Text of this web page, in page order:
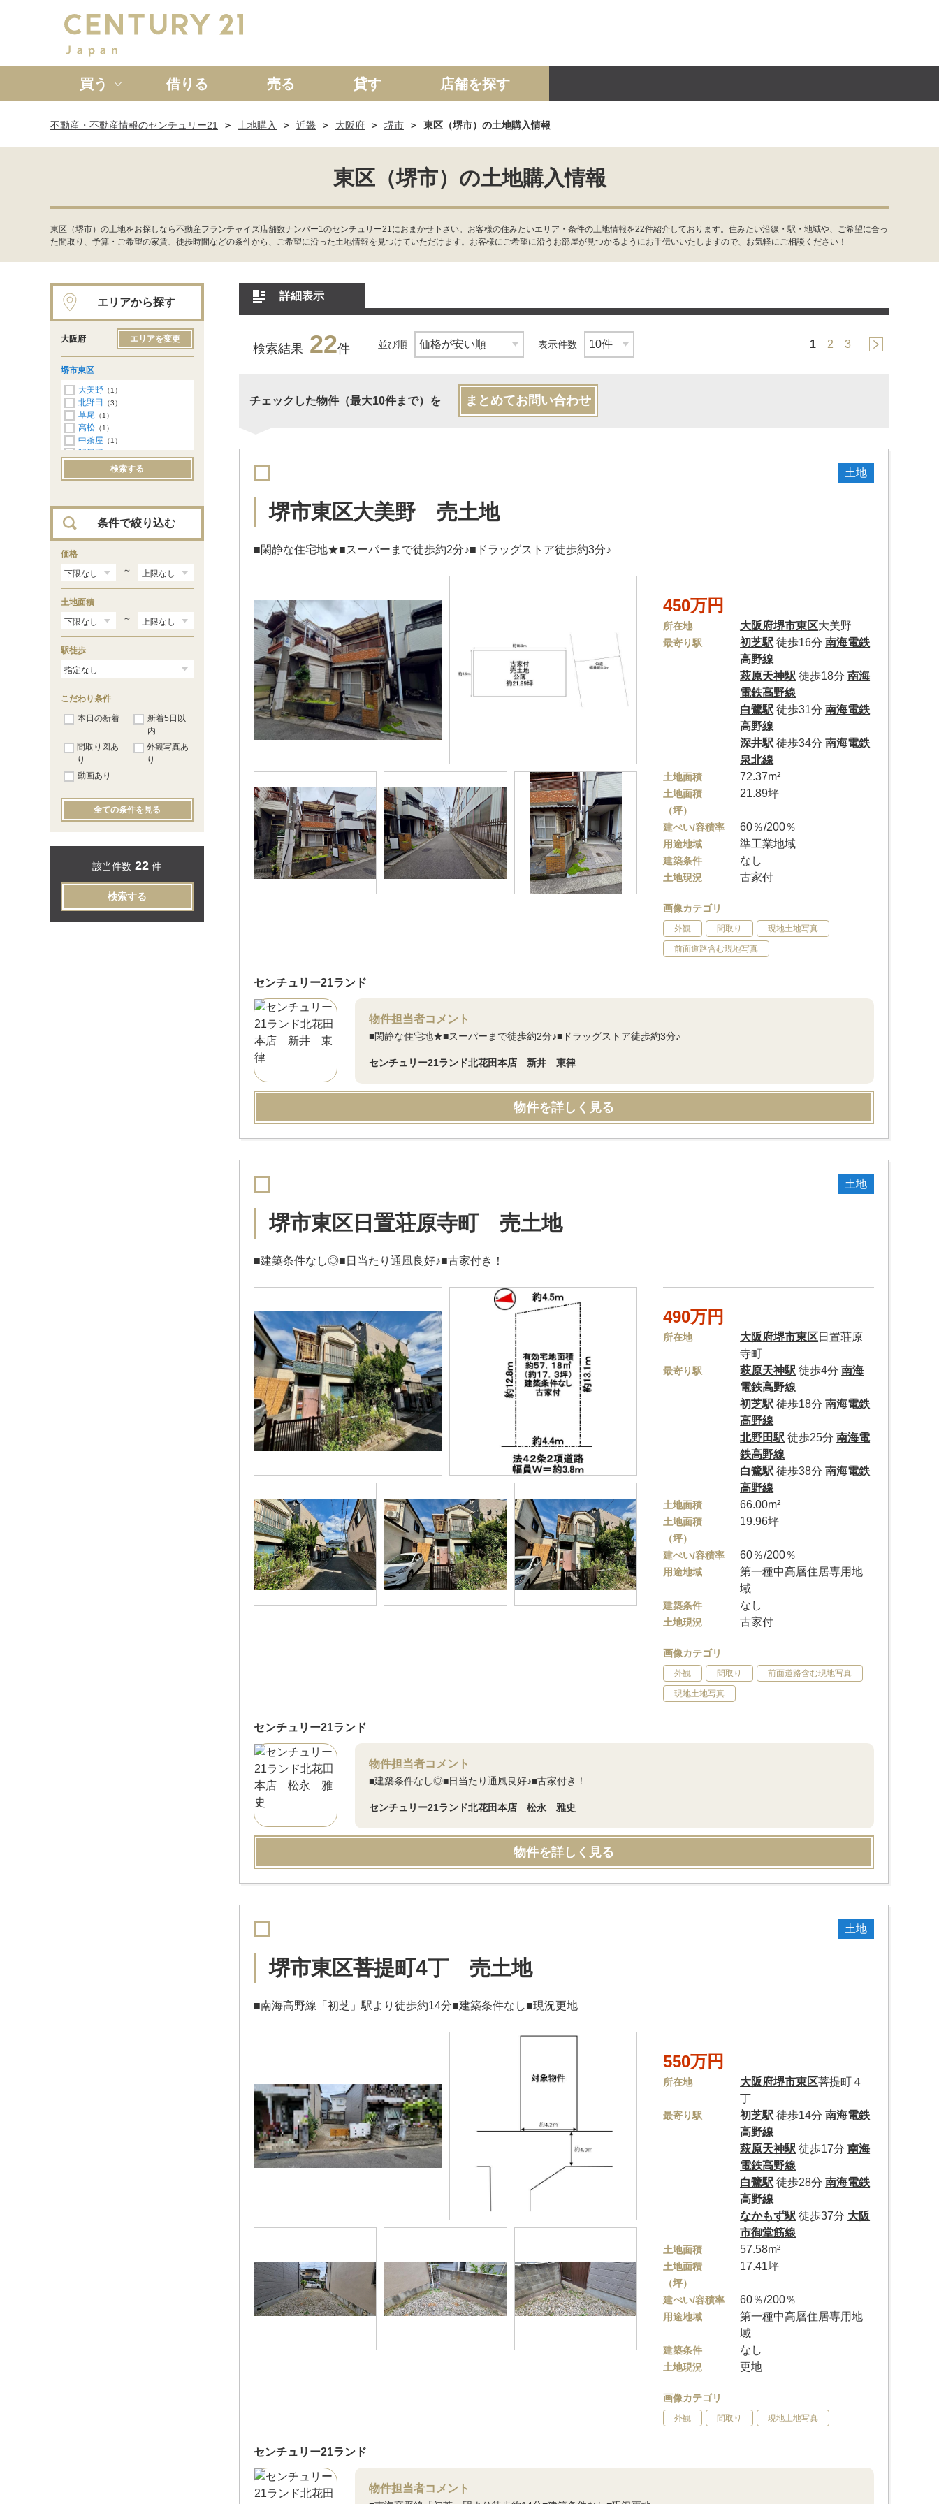
買う
新築一戸建て 中古一戸建て マンション 土地 事業投資用
借りる 売る 貸す 店舗を探す
不動産・不動産情報のセンチュリー21 土地購入 近畿 大阪府 堺市 東区（堺市）の土地購入情報
東区（堺市）の土地購入情報
東区（堺市）の土地をお探しなら不動産フランチャイズ店舗数ナンバー1のセンチュリー21におまかせ下さい。お客様の住みたいエリア・条件の土地情報を22件紹介しております。住みたい沿線・駅・地域や、ご希望に合っ
た間取り、予算・ご希望の家賃、徒歩時間などの条件から、ご希望に沿った土地情報を見つけていただけます。お客様にご希望に沿うお部屋が見つかるようにお手伝いいたしますので、お気軽にご相談ください！
詳細表示
検索結果 22件 並び順 表示件数 1 2 3
チェックした物件（最大10件まで）を まとめてお問い合わせ
土地
堺市東区大美野 売土地
■閑静な住宅地★■スーパーまで徒歩約2分♪■ドラッグストア徒歩約3分♪
450万円
所在地 大阪府堺市東区大美野
最寄り駅 初芝駅 徒歩16分南海電鉄
高野線
萩原天神駅 徒歩18分南海
電鉄高野線
白鷺駅 徒歩31分南海電鉄
高野線
深井駅 徒歩34分南海電鉄
泉北線
土地面積 72.37m²
土地面積
（坪）
21.89坪
建ぺい/容積率 60％/200％
用途地域 準工業地域
建築条件 なし
土地現況 古家付
画像カテゴリ
外観 間取り 現地土地写真
前面道路含む現地写真
センチュリー21ランド
物件担当者コメント
■閑静な住宅地★■スーパーまで徒歩約2分♪■ドラッグストア徒歩約3分♪
センチュリー21ランド北花田本店 新井 東律
物件を詳しく見る
土地
堺市東区日置荘原寺町 売土地
■建築条件なし◎■日当たり通風良好♪■古家付き！
490万円
所在地 大阪府堺市東区日置荘原
寺町
最寄り駅 萩原天神駅 徒歩4分南海
電鉄高野線
初芝駅 徒歩18分南海電鉄
高野線
北野田駅 徒歩25分南海電
鉄高野線
白鷺駅 徒歩38分南海電鉄
高野線
土地面積 66.00m²
土地面積
（坪）
19.96坪
建ぺい/容積率 60％/200％
用途地域
第一種中高層住居専用地
域
建築条件 なし
土地現況 古家付
画像カテゴリ
外観 間取り 前面道路含む現地写真
現地土地写真
センチュリー21ランド
物件担当者コメント
■建築条件なし◎■日当たり通風良好♪■古家付き！
センチュリー21ランド北花田本店 松永 雅史
物件を詳しく見る
土地
堺市東区菩提町4丁 売土地
■南海高野線「初芝」駅より徒歩約14分■建築条件なし■現況更地
550万円
所在地 大阪府堺市東区菩提町４
丁
最寄り駅 初芝駅 徒歩14分南海電鉄
高野線
萩原天神駅 徒歩17分南海
電鉄高野線
白鷺駅 徒歩28分南海電鉄
高野線
なかもず駅 徒歩37分 大阪
市御堂筋線
土地面積 57.58m²
土地面積
（坪）
17.41坪
建ぺい/容積率 60％/200％
用途地域
第一種中高層住居専用地
域
建築条件 なし
土地現況 更地
画像カテゴリ
外観 間取り 現地土地写真
センチュリー21ランド
物件担当者コメント
エリアから探す
大阪府 エリアを変更
堺市東区
大美野 （1）
北野田 （3）
草尾 （1）
高松 （1）
中茶屋 （1）
野尻町
日置荘北町（3）
日置荘西町（1）
日置荘原寺町（2）
菩提町 （3）
検索する
条件で絞り込む
価格
～
土地面積
～
駅徒歩
こだわり条件
本日の新着
新着5日以
内
間取り図あ
り
外観写真あ
り
動画あり
全ての条件を見る
該当件数 22 件
検索する